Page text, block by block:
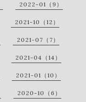
2022-01（9）
2021-10（12）
2021-07（7）
2021-04（14）
2021-01（10）
2020-10（6）